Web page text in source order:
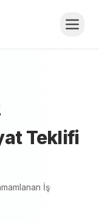
Ücretsiz Teklif Al
Teklifi
İş·